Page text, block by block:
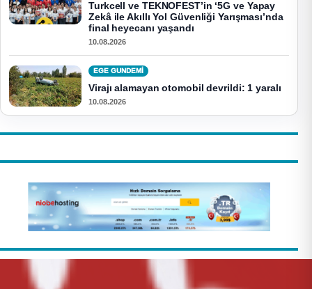
Turkcell ve TEKNOFEST’in ‘5G ve Yapay
Zekâ ile Akıllı Yol Güvenliği Yarışması’nda
final heyecanı yaşandı
10.08.2026
EGE GUNDEMİ
Virajı alamayan otomobil devrildi: 1 yaralı
10.08.2026